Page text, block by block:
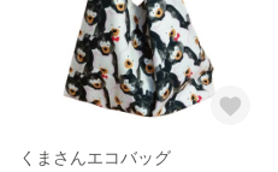
くまさんエコバッグ